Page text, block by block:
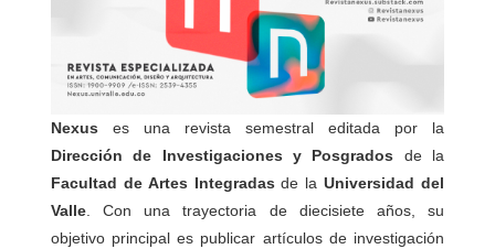
Nexus es una revista semestral editada por la
Dirección de Investigaciones y Posgrados de la
Facultad de Artes Integradas de laUniversidad del
Valle . Con una trayectoria de diecisiete años, su
objetivo principal es publicar artículos de investigación